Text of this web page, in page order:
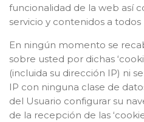
funcionalidad de la web así
servicio y contenidos a todos
En ningún momento se
sobre usted por dichas
(incluida su dirección IP) ni
IP con ninguna clase de
del Usuario configurar su
de la recepción de las